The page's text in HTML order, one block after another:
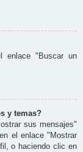
enlace "Buscar un
y temas?
sus mensajes"
el enlace "Mostrar
o haciendo clic en